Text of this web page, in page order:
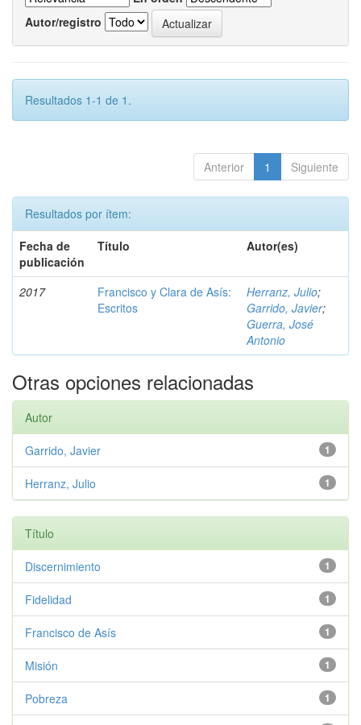
Autor/registro
Resultados 1-1 de 1.
Anterior 1 Siguiente
Resultados por ítem:
Fecha de
publicación
Título Autor(es)
2017
Francisco y Clara de Asís:
Escritos
Herranz, Julio;
Garrido, Javier;
Guerra, José
Antonio
Otras opciones relacionadas
Autor
1
Garrido, Javier
1
Herranz, Julio
Título
1
Discernimiento
1
Fidelidad
1
Francisco de Asís
1
Misión
1
Pobreza